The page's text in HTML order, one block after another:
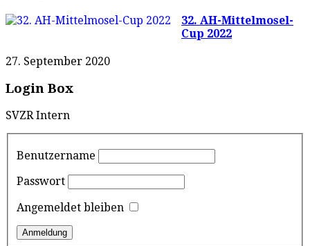
32. AH-Mittelmosel-
Cup 2022
27. September 2020
Login Box
SVZR Intern
Benutzername
Passwort
Angemeldet bleiben